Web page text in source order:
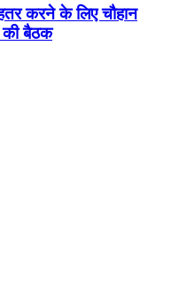
करने के लिए चौहान
की बैठक